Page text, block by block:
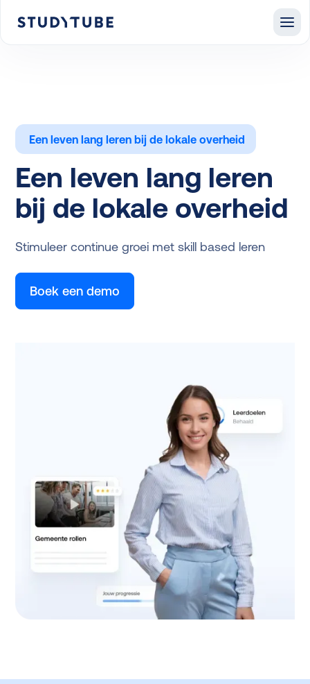
Een leven lang leren bij de lokale overheid
Een leven lang leren
bij de lokale overheid
Stimuleer continue groei met skill based leren
Boek een demo